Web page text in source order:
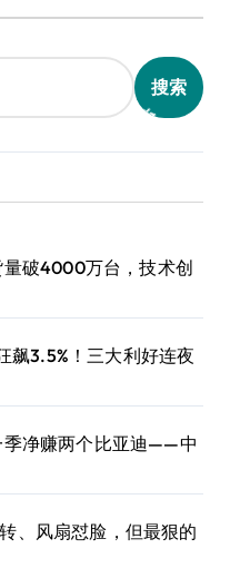
搜索
破4000万台，技术创
飙3.5%！三大利好连夜
季净赚两个比亚迪——中
、风扇怼脸，但最狠的